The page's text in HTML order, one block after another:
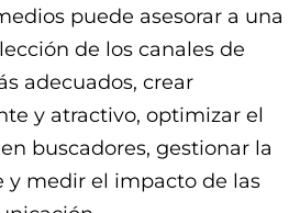
puede asesorar a una
de los canales de
adecuados, crear
y atractivo, optimizar el
buscadores, gestionar la
y medir el impacto de las